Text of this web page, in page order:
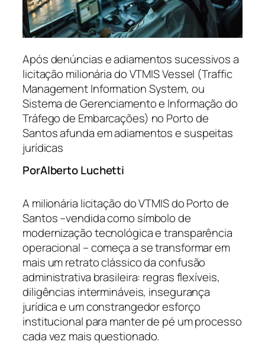
Após denúncias e adiamentos sucessivos a
licitação milionária do VTMIS Vessel (Traffic
Management Information System, ou
Sistema de Gerenciamento e Informação do
Tráfego de Embarcações) no Porto de
Santos afunda em adiamentos e suspeitas
jurídicas
PorAlberto Luchetti
A milionária licitação do VTMIS do Porto de
Santos –vendida como símbolo de
modernização tecnológica e transparência
operacional – começa a se transformar em
mais um retrato clássico da confusão
administrativa brasileira: regras flexíveis,
diligências intermináveis, insegurança
jurídica e um constrangedor esforço
institucional para manter de pé um processo
cada vez mais questionado.